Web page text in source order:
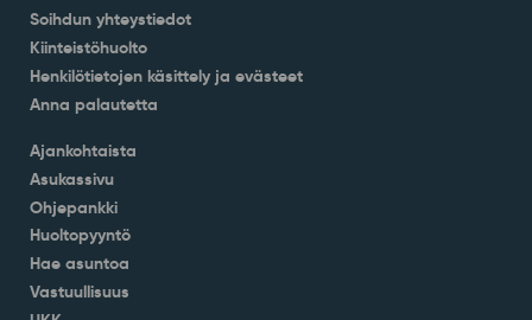
Soihdun yhteystiedot
Kiinteistöhuolto
Henkilötietojen käsittely ja evästeet
Anna palautetta
Ajankohtaista
Asukassivu
Ohjepankki
Huoltopyyntö
Hae asuntoa
Vastuullisuus